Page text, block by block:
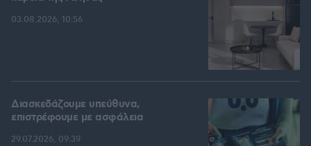
03.08.2026, 10:56
Διασκεδάζουμε υπεύθυνα,
επιστρέφουμε με ασφάλεια
29.07.2026, 09:39